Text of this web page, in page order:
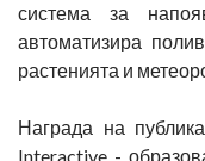
система за
автоматизира
растенията и
Награда на
Interactive -